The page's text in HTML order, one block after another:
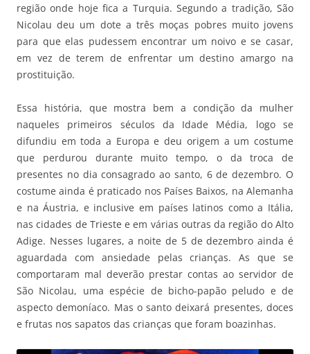
região onde hoje fica a Turquia. Segundo a tradição, São
Nicolau deu um dote a três moças pobres muito jovens
para que elas pudessem encontrar um noivo e se casar,
em vez de terem de enfrentar um destino amargo na
prostituição.
Essa história, que mostra bem a condição da mulher
naqueles primeiros séculos da Idade Média, logo se
difundiu em toda a Europa e deu origem a um costume
que perdurou durante muito tempo, o da troca de
presentes no dia consagrado ao santo, 6 de dezembro. O
costume ainda é praticado nos Países Baixos, na Alemanha
e na Áustria, e inclusive em países latinos como a Itália,
nas cidades de Trieste e em várias outras da região do Alto
Adige. Nesses lugares, a noite de 5 de dezembro ainda é
aguardada com ansiedade pelas crianças. As que se
comportaram mal deverão prestar contas ao servidor de
São Nicolau, uma espécie de bicho-papão peludo e de
aspecto demoníaco. Mas o santo deixará presentes, doces
e frutas nos sapatos das crianças que foram boazinhas.